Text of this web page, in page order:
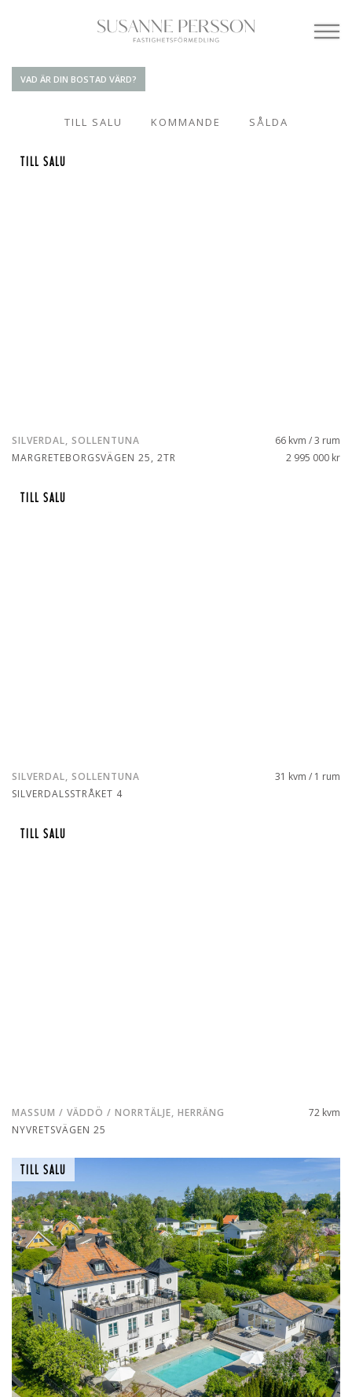
VAD ÄR DIN BOSTAD VÄRD?
TILL SALU KOMMANDE SÅLDA
TILL SALU
SILVERDAL, SOLLENTUNA
MARGRETEBORGSVÄGEN 25, 2TR
66 kvm / 3 rum
2 995 000 kr
TILL SALU
SILVERDAL, SOLLENTUNA
SILVERDALSSTRÅKET 4
31 kvm / 1 rum
TILL SALU
MASSUM / VÄDDÖ / NORRTÄLJE, HERRÄNG
NYVRETSVÄGEN 25
72 kvm
TILL SALU